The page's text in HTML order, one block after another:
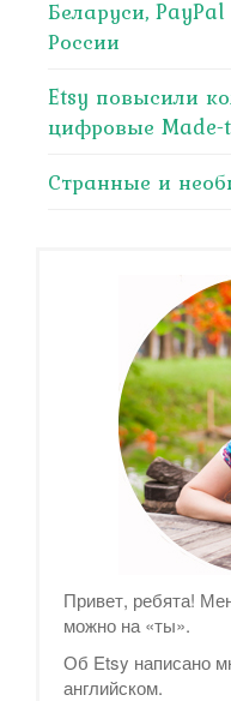
Беларуси,
России
Etsy повысили
цифровые
Странные и
Привет, ребята!
можно на «ты».
Об Etsy написано
английском.